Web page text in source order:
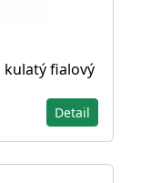
fialový
Detail